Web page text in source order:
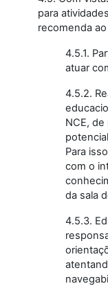
para
recomenda
4.5.1.
atuar
4.5.2.
NCE,
Para
com o
da sala
4.5.3.